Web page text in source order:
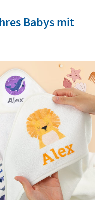
Babys mit